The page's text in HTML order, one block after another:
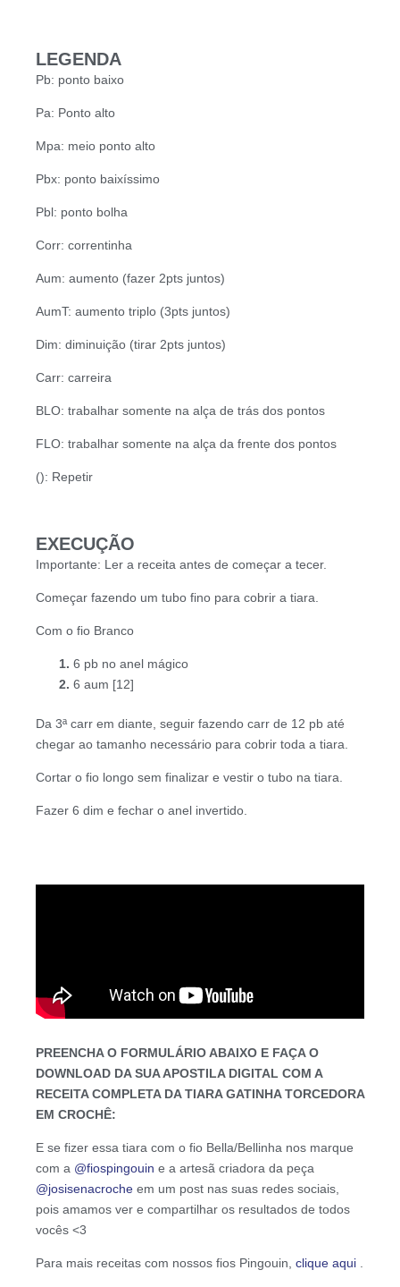
LEGENDA
Pb: ponto baixo
Pa: Ponto alto
Mpa: meio ponto alto
Pbx: ponto baixíssimo
Pbl: ponto bolha
Corr: correntinha
Aum: aumento (fazer 2pts juntos)
AumT: aumento triplo (3pts juntos)
Dim: diminuição (tirar 2pts juntos)
Carr: carreira
BLO: trabalhar somente na alça de trás dos pontos
FLO: trabalhar somente na alça da frente dos pontos
(): Repetir
EXECUÇÃO
Importante: Ler a receita antes de começar a tecer.
Começar fazendo um tubo fino para cobrir a tiara.
Com o fio Branco
6 pb no anel mágico
6 aum [12]
Da 3ª carr em diante, seguir fazendo carr de 12 pb até
chegar ao tamanho necessário para cobrir toda a tiara.
Cortar o fio longo sem finalizar e vestir o tubo na tiara.
Fazer 6 dim e fechar o anel invertido.
PREENCHA O FORMULÁRIO ABAIXO E FAÇA O
DOWNLOAD DA SUA APOSTILA DIGITAL COM A
RECEITA COMPLETA DA TIARA GATINHA TORCEDORA
EM CROCHÊ:
E se fizer essa tiara com o fio Bella/Bellinha nos marque
com a @fiospingouin e a artesã criadora da peça
@josisenacroche em um post nas suas redes sociais,
pois amamos ver e compartilhar os resultados de todos
vocês <3
Para mais receitas com nossos fios Pingouin, clique aqui